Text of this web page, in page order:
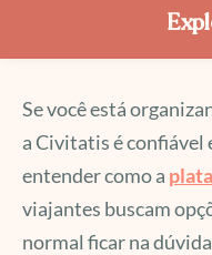
Se você está
a Civitatis é confiável
entender como a
viajantes buscam
normal ficar na